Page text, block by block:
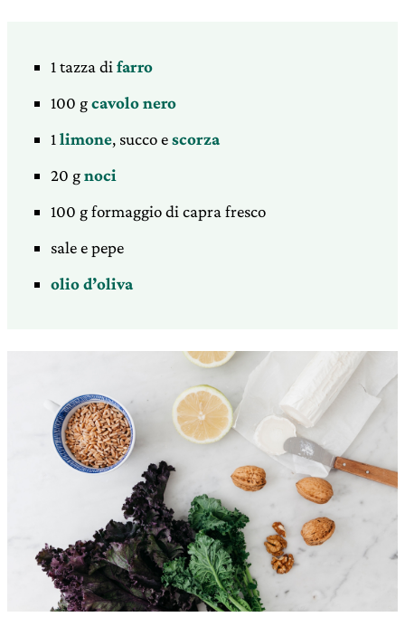
1 tazza di farro
100 gcavolo nero
1 limone, succo escorza
20 gnoci
100 g formaggio di capra fresco
sale e pepe
olio d’oliva